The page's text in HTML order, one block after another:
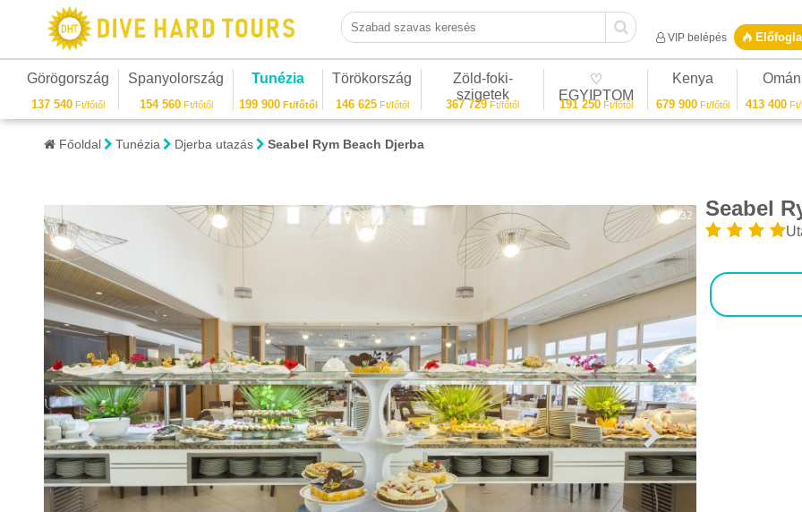
Szabad szavas keresés
VIP belépés
Görögország
137 540 Ft/főtől
Spanyolország
154 560Ft/főtől
Tunézia
199 900Ft/főtől
Törökország
146 625Ft/főtől
Zöld-foki-
szigetek
367 729 Ft/főtől
♡
EGYIPTOM
191 250Ft/főtől
Kenya
679 900Ft/főtől
Omán
413 400Ft/
Főoldal Tunézia Djerba utazás Seabel Rym Beach Djerba
Seabel
1/32